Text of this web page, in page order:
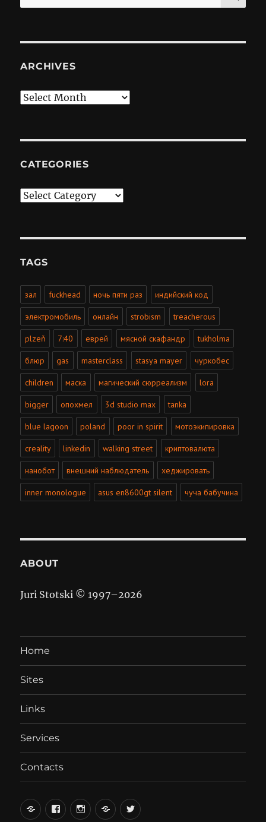
for:
ARCHIVES
Archives
CATEGORIES
Categories
TAGS
зал fuckhead ночь пяти раз индийский код
электромобиль онлайн strobism treacherous
plzeň 7:40 еврей мясной скафандр tukholma
блюр gas masterclass stasya mayer чуркобес
children маска магический сюрреализм lora
bigger опохмел 3d studio max tanka
blue lagoon poland poor in spirit мотоэкипировка
creality linkedin walking street криптовалюта
нанобот внешний наблюдатель хеджировать
inner monologue asus en8600gt silent чуча бабучина
ABOUT
Juri Stotski © 1997–2026
Home
Sites
Links
Services
Contacts
вКонтакте
FacebookInstagramLiveJournal
Twitter